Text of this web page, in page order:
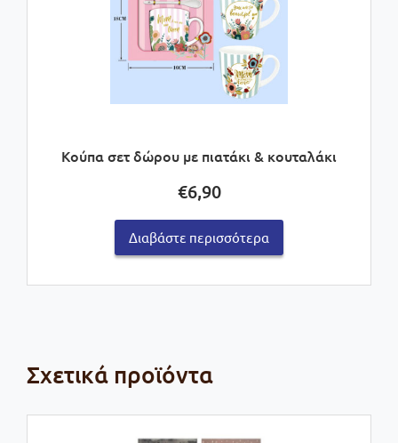
Κούπα σετ δώρου με πιατάκι & κουταλάκι
€6,90
Διαβάστε περισσότερα
Σχετικά προϊόντα